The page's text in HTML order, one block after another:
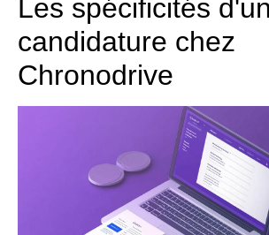
Les spécificités
candidature chez
Chronodrive